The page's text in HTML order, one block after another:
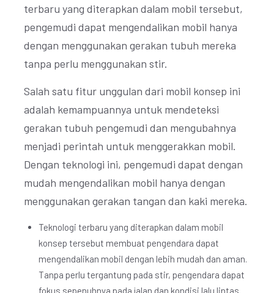
terbaru yang diterapkan dalam mobil tersebut,
pengemudi dapat mengendalikan mobil hanya
dengan menggunakan gerakan tubuh mereka
tanpa perlu menggunakan stir.
Salah satu fitur unggulan dari mobil konsep ini
adalah kemampuannya untuk mendeteksi
gerakan tubuh pengemudi dan mengubahnya
menjadi perintah untuk menggerakkan mobil.
Dengan teknologi ini, pengemudi dapat dengan
mudah mengendalikan mobil hanya dengan
menggunakan gerakan tangan dan kaki mereka.
Teknologi terbaru yang diterapkan dalam mobil
konsep tersebut membuat pengendara dapat
mengendalikan mobil dengan lebih mudah dan aman.
Tanpa perlu tergantung pada stir, pengendara dapat
fokus sepenuhnya pada jalan dan kondisi lalu lintas.